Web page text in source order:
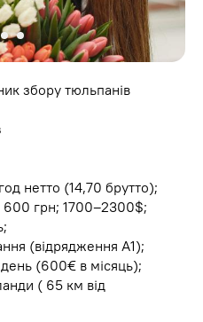
збору тюльпанів
нетто (14,70 брутто);
грн; 1700–2300$;
(відрядження А1);
(600€ в місяць);
( 65 км від